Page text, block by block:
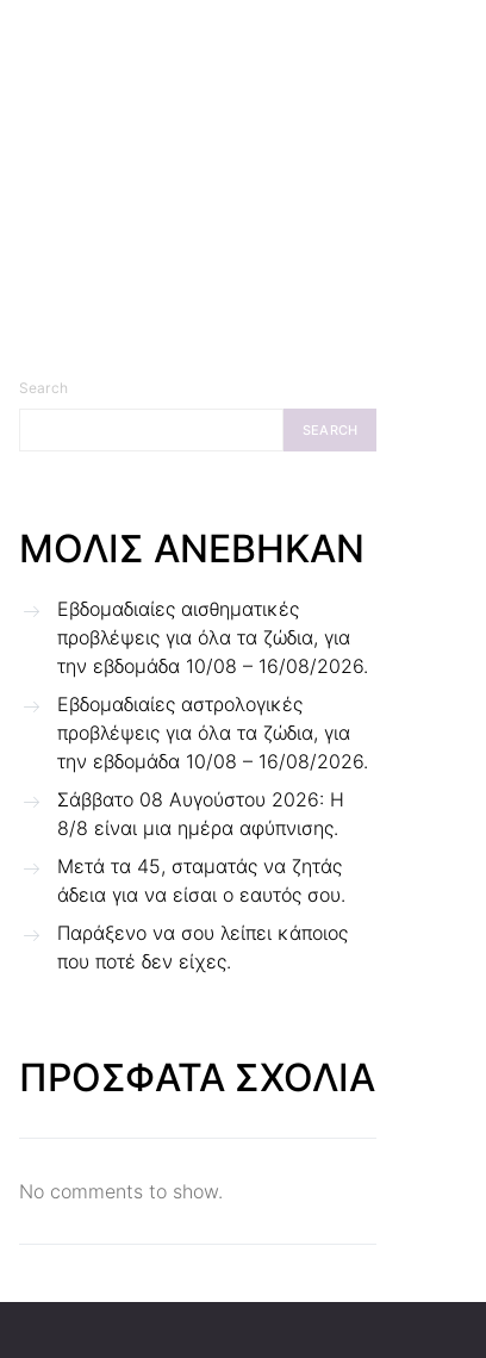
Search
SEARCH
ΜΟΛΙΣ ΑΝΕΒΗΚΑΝ
Εβδομαδιαίες αισθηματικές
προβλέψεις για όλα τα ζώδια, για
την εβδομάδα 10/08 – 16/08/2026.
Εβδομαδιαίες αστρολογικές
προβλέψεις για όλα τα ζώδια, για
την εβδομάδα 10/08 – 16/08/2026.
Σάββατο 08 Αυγούστου 2026: Η
8/8 είναι μια ημέρα αφύπνισης.
Μετά τα 45, σταματάς να ζητάς
άδεια για να είσαι ο εαυτός σου.
Παράξενο να σου λείπει κάποιος
που ποτέ δεν είχες.
ΠΡΟΣΦΑΤΑ ΣΧΟΛΙΑ
No comments to show.